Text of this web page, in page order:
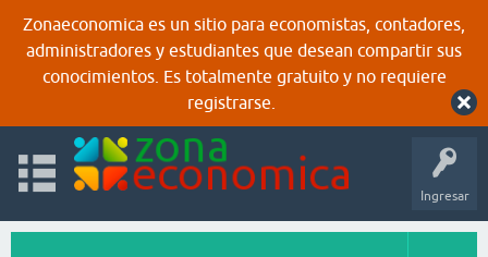
Zonaeconomica es un sitio para economistas, contadores,
administradores y estudiantes que desean compartir sus
conocimientos. Es totalmente gratuito y no requiere
registrarse.
Ingresar